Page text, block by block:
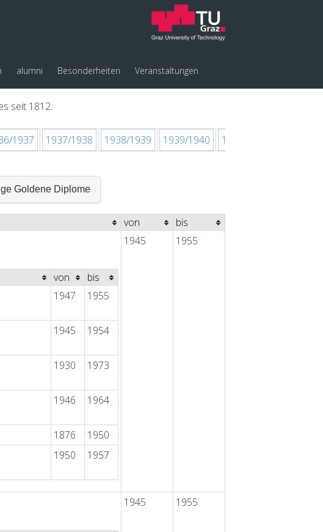
alumni Besonderheiten Veranstaltungen
seit 1812.
1937 1937/1938 1938/1939 1939/1940 1940/1941
Goldene Diplome
von
bis
von
bis
1947 1955
1945 1954
1930 1973
1946 1964
1876
1950
1950 1957
1945 1955
1945 1955